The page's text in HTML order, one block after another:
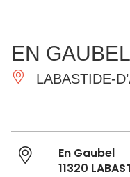
IMPRESCINDIBLES
EN GAUBEL
LABASTIDE-
En Gaubel
11320